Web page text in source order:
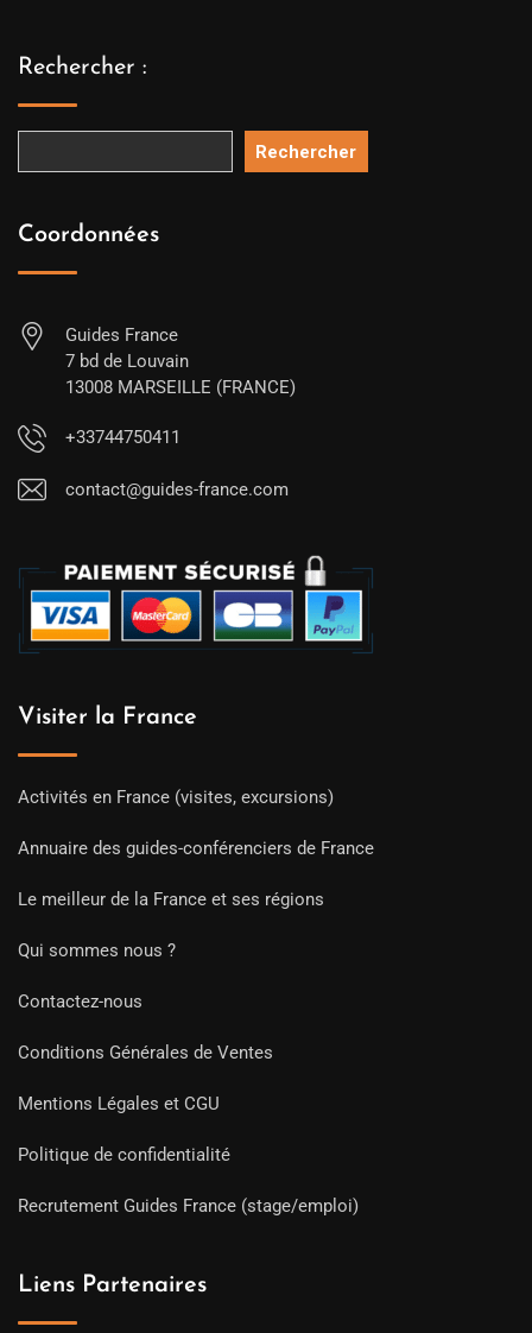
Rechercher :
Rechercher
Coordonnées
Guides France
7 bd de Louvain
13008 MARSEILLE (FRANCE)
+33744750411
contact@guides-france.com
Visiter la France
Activités en France (visites, excursions)
Annuaire des guides-conférenciers de France
Le meilleur de la France et ses régions
Qui sommes nous ?
Contactez-nous
Conditions Générales de Ventes
Mentions Légales et CGU
Politique de confidentialité
Recrutement Guides France (stage/emploi)
Liens Partenaires